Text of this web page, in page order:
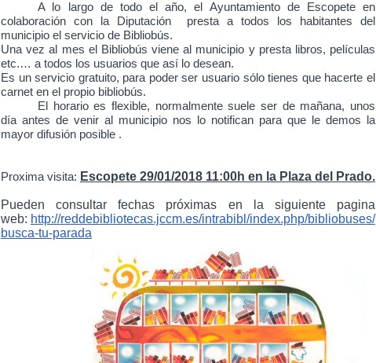
A lo largo de todo el
año, el Ayuntamiento de Escopete en
colaboración con la Diputación presta a todos los habitantes del
municipio el servicio de Bibliobús.
Una vez al mes el Bibliobús viene al municipio y presta libros, películas
etc.… a todos los usuarios que así lo desean.
Es un servicio gratuito, para poder ser usuario sólo tienes que hacerte el
carnet en el propio bibliobús.
El horario es flexible, normalmente suele ser de mañana, unos
día antes de venir al municipio nos lo notifican para que le demos la
mayor difusión posible .
Proxima visita: Escopete 29/01/2018 11:00h en la Plaza del Prado.
Pueden consultar fechas próximas en la siguiente pagina
web: http://reddebibliotecas.jccm.es/intrabibl/index.php/bibliobuses/
busca-tu-parada